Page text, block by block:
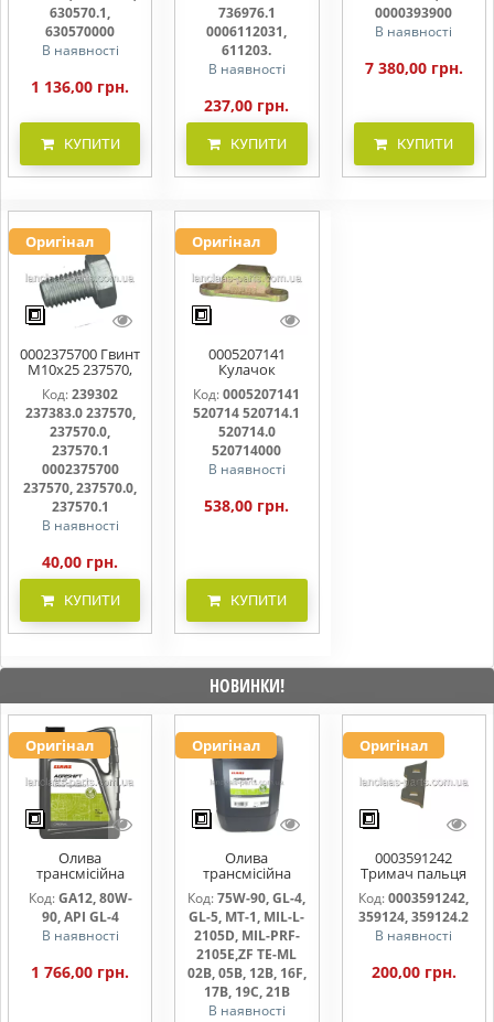
630570.1,
630570000
В наявності
1 136,00 грн.
КУПИТИ
611203.
736976.1
0006112031,
611203.
В наявності
237,00 грн.
КУПИТИ
0000393900
В наявності
7 380,00 грн.
КУПИТИ
Оригінал
0002375700 Гвинт
M10x25 237570,
237570.0,
237570.1
Код:239302
237383.0 237570,
237570.0,
237570.1
0002375700
237570, 237570.0,
237570.1
В наявності
40,00 грн.
КУПИТИ
Оригінал
0005207141
Кулачок
ножовий,
прижим коси
520714, 520714.0
Код: 0005207141
520714 520714.1
520714.0
520714000
В наявності
538,00 грн.
КУПИТИ
НОВИНКИ!
Оригінал
Олива
трансмісійна
AGRISHIFT GA12 5
л
Код:GA12, 80W-
90, API GL-4
В наявності
1 766,00 грн.
Оригінал
Олива
трансмісійна
AGRISHIFT SYN FE
75W90 20л
Код: 75W-90, GL-4,
GL-5, MT-1, MIL-L-
2105D, MIL-PRF-
2105E,ZF TE-ML
02B, 05B, 12B, 16F,
17B, 19C, 21B
В наявності
Оригінал
0003591242
Тримач пальця
жниварки
Код:0003591242,
359124, 359124.2
В наявності
200,00 грн.